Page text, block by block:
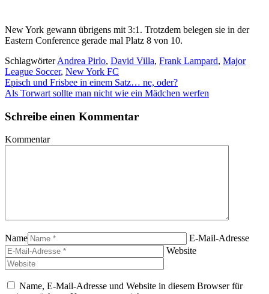
New York gewann übrigens mit 3:1. Trotzdem belegen sie in der
Eastern Conference gerade mal Platz 8 von 10.
SchlagwörterAndrea Pirlo, David Villa, Frank Lampard, Major
League Soccer, New York FC
Episch und Frisbee in einem Satz… ne, oder?
Als Torwart sollte man nicht wie ein Mädchen werfen
Schreibe einen Kommentar
Kommentar
Name
E-Mail-Adresse
Website
Name, E-Mail-Adresse und Website in diesem Browser für